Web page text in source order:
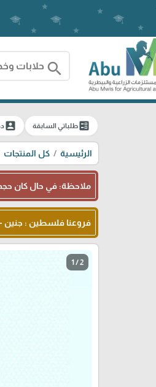
search
ballotطلباتي السابقة account_box
الرئيسية كل المنتجات
ملاحظة: في حال كان حجم
فروعنا فلسطين : جنين -
1 / 2